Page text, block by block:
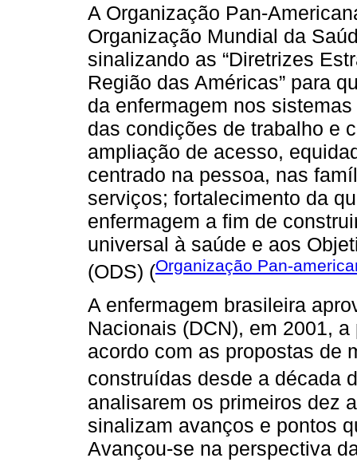
A Organização Pan-
Organização Mundial da
sinalizando as “Diretrizes
Região das Américas” para
da enfermagem nos
das condições de trabalho e
ampliação de acesso,
centrado na pessoa, nas
serviços; fortalecimento da
enfermagem a fim de
universal à saúde e aos
(ODS) (Organização Pan-
A enfermagem brasileira
Nacionais (DCN), em 2001,
acordo com as propostas de
construídas desde a década
analisarem os primeiros dez
sinalizam avanços e pontos
Avançou-se na perspectiva